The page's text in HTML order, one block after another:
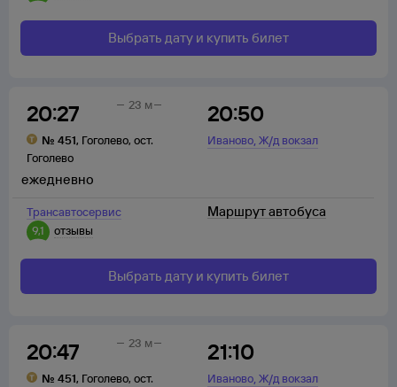
Выбрать дату и купить билет
20:27
№ 451, Гоголево, ост.
Гоголево
20:50
Иваново,Ж/д вокзал
23 м
Трансавтосервис
9,1
отзывы
ежедневно
Маршрут автобуса
Выбрать дату и купить билет
20:47
№ 451, Гоголево, ост.
21:10
Иваново,Ж/д вокзал
23 м